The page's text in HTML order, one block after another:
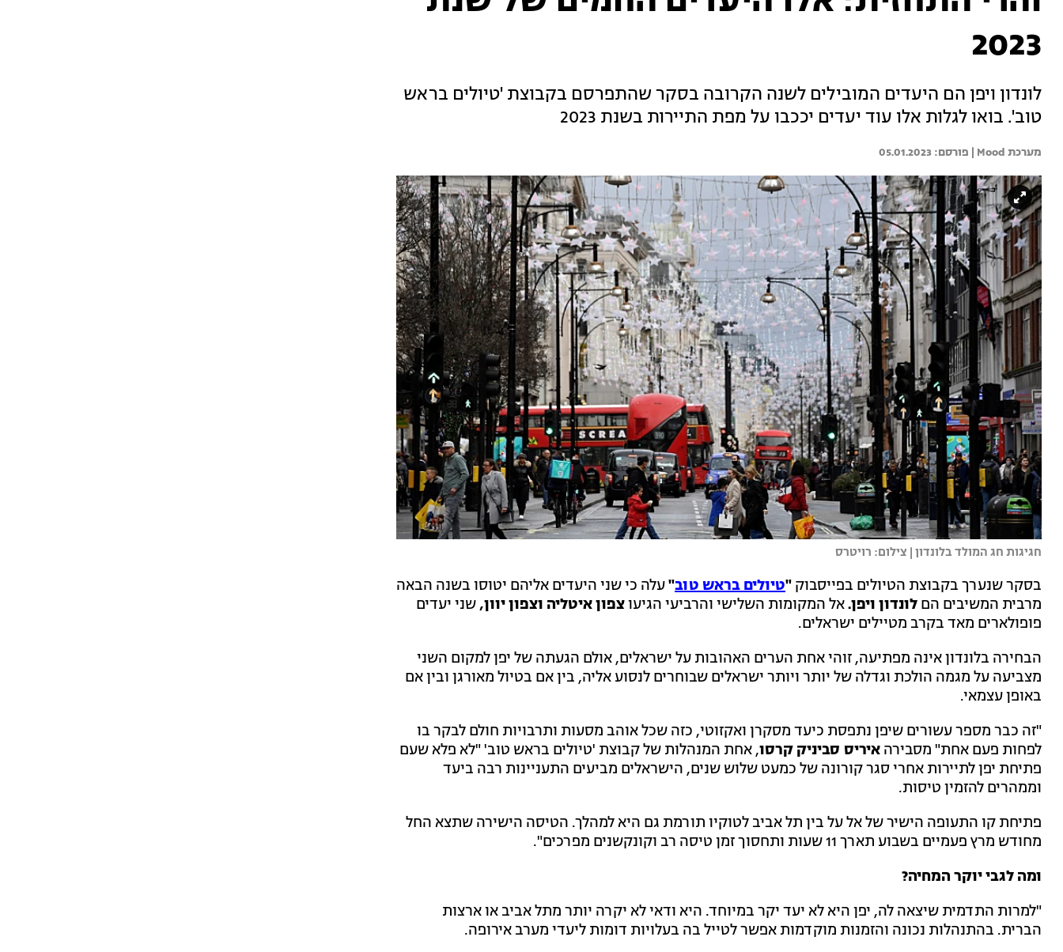
2023
לונדון ויפן הם היעדים המובילים לשנה הקרובה בסקר שהתפרסם בקבוצת 'טיולים בראש
טוב'. בואו לגלות אלו עוד יעדים יככבו על מפת התיירות בשנת 2023
מערכת Mood | 05.01.2023
חגיגות חג המולד בלונדון | צילום: רויטרס
בסקר שנערך בקבוצת הטיולים בפייסבוק "טיולים בראש טוב"עלה כי שני היעדים אליהם יטוסו בשנה הבאה
מרבית המשיבים הם לונדון ויפן.אל המקומות השלישי והרביעי הגיעוצפון איטליה וצפון יוון,שני יעדים
פופולארים מאד בקרב מטיילים ישראלים.
הבחירה בלונדון אינה מפתיעה, זוהי אחת הערים האהובות על ישראלים, אולם הגעתה של יפן למקום השני
מצביעה על מגמה הולכת וגדלה של יותר ויותר ישראלים שבוחרים לנסוע אליה, בין אם בטיול מאורגן ובין אם
באופן עצמאי.
"זה כבר מספר עשורים שיפן נתפסת כיעד מסקרן ואקזוטי, כזה שכל אוהב מסעות ותרבויות חולם לבקר בו
לפחות פעם אחת" מסבירה איריס סביניק קרסו, אחת המנהלות של קבוצת 'טיולים בראש טוב' "לא פלא שעם
פתיחת יפן לתיירות אחרי סגר קורונה של כמעט שלוש שנים, הישראלים מביעים התעניינות רבה ביעד
וממהרים להזמין טיסות.
פתיחת קו התעופה הישיר של אל על בין תל אביב לטוקיו תורמת גם היא למהלך. הטיסה הישירה שתצא החל
מחודש מרץ פעמיים בשבוע תארך 11 שעות ותחסוך זמן טיסה רב וקונקשנים מפרכים".
ומה לגבי יוקר המחיה?
"למרות התדמית שיצאה לה, יפן היא לא יעד יקר במיוחד. היא ודאי לא יקרה יותר מתל אביב או ארצות
הברית. בהתנהלות נכונה והזמנות מוקדמות אפשר לטייל בה בעלויות דומות ליעדי מערב אירופה.